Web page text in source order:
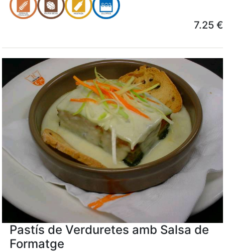
7.25 €
Pastís de Verduretes amb Salsa de
Formatge